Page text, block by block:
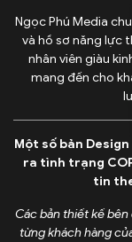
Ngọc Phú Media
và hồ sơ năng lực
nhân viên giàu
mang đến cho
Một số bản
ra tình trạng
tin
Các bản thiết kế
từng khách hàng